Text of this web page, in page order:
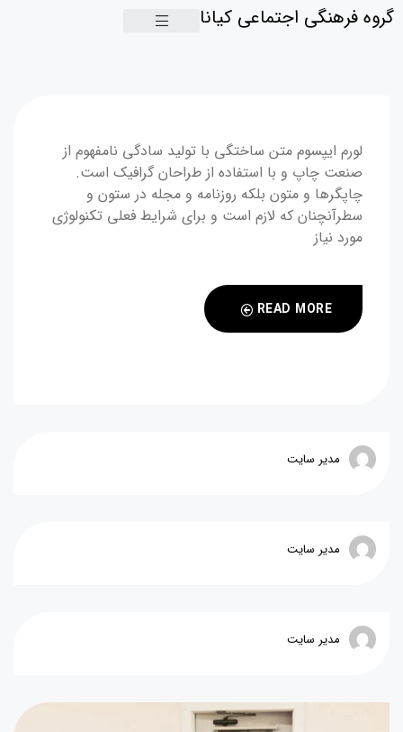
گروه فرهنگی اجتماعی کیانا
لورم ایپسوم متن ساختگی با تولید سادگی نامفهوم از
صنعت چاپ و با استفاده از طراحان گرافیک است.
چاپگرها و متون بلکه روزنامه و مجله در ستون و
سطرآنچنان که لازم است و برای شرایط فعلی تکنولوژی
مورد نیاز
READ MORE
مدیر سایت
مدیر سایت
مدیر سایت